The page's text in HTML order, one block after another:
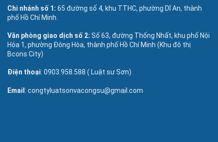
Chi nhánh số 1: 65 đường số 4, khu TTHC, phường Dĩ An, thành
phố Hồ Chí Minh.
Văn phòng giao dịch số 2: Số 63, đường Thống Nhất, khu phố Nội
Hóa 1, phường Đông Hòa, thành phố Hồ Chí Minh (Khu đô thị
Bcons City)
Điện thoại: 0903.958.588 ( Luật sư Sơn)
Email : congtyluatsonvacongsu@gmail.com